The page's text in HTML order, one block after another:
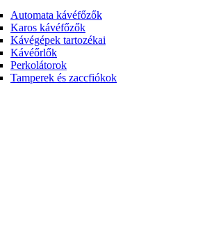
Automata kávéfőzők
Karos kávéfőzők
Kávégépek tartozékai
Kávéőrlők
Perkolátorok
Tamperek és zaccfiókok